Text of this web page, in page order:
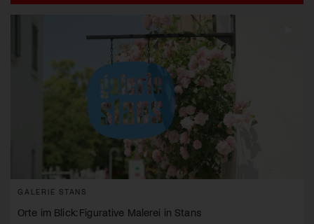
GALERIE STANS
Orte im Blick: Figurative Malerei in Stans